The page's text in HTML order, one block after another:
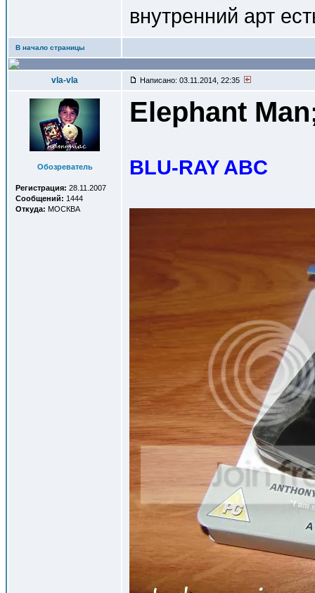
внутренний арт
В начало страницы
vla-vla Написано: 03.11.2014, 22:35
Обозреватель
Регистрация: 28.11.2007
Сообщений: 1444
Откуда: МОСКВА
Elephant
BLU-RAY ABC